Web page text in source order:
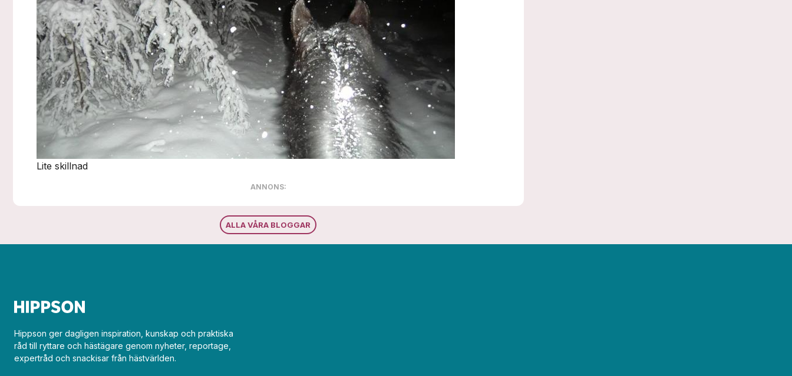
Lite skillnad
ANNONS:
ALLA VÅRA BLOGGAR
Hippson ger dagligen inspiration, kunskap och praktiska
råd till ryttare och hästägare genom nyheter, reportage,
expertråd och snackisar från hästvärlden.